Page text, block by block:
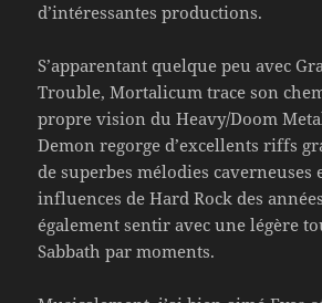
d’intéressantes productions.
S’apparentant quelque peu avec
Trouble, Mortalicum trace son
propre vision du Heavy/Doom
Demon regorge d’excellents riffs
de superbes mélodies caverneuses
influences de Hard Rock des
également sentir avec une légère
Sabbath par moments.